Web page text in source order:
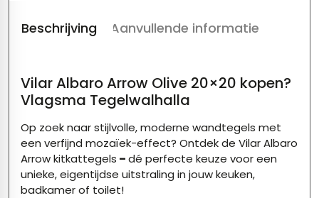
Beschrijving Aanvullende informatie
Vilar Albaro Arrow Olive 20×20 kopen?
Vlagsma Tegelwalhalla
Op zoek naar stijlvolle, moderne wandtegels met
een verfijnd mozaïek-effect? Ontdek de Vilar Albaro
Arrow kitkattegels –dé perfecte keuze voor een
unieke, eigentijdse uitstraling in jouw keuken,
badkamer of toilet!